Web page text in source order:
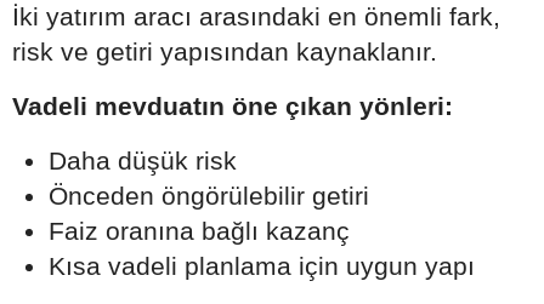
İki yatırım aracı arasındaki en önemli fark,
risk ve getiri yapısından kaynaklanır.
Vadeli mevduatın öne çıkan yönleri:
Daha düşük risk
Önceden öngörülebilir getiri
Faiz oranına bağlı kazanç
Kısa vadeli planlama için uygun yapı